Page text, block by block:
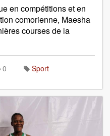
en compétitions et en
comorienne, Maesha
courses de la
0 Sport